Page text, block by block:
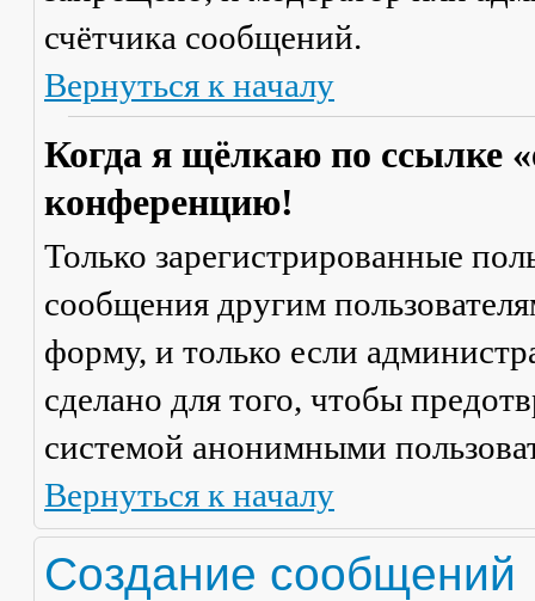
счётчика сообщений.
Вернуться к началу
Когда я щёлкаю по ссылке
конференцию!
Только зарегистрированные
сообщения другим
форму, и только если
сделано для того, чтобы
системой анонимными
Вернуться к началу
Создание сообщений